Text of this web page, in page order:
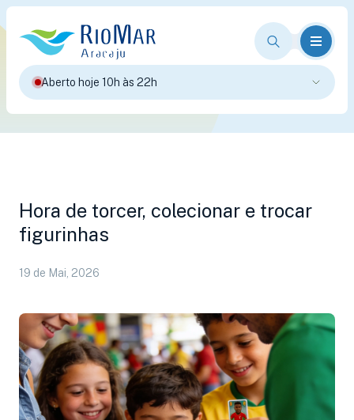
Aberto hoje 10h às 22h
Hora de torcer, colecionar e trocar
figurinhas
19 de Mai, 2026